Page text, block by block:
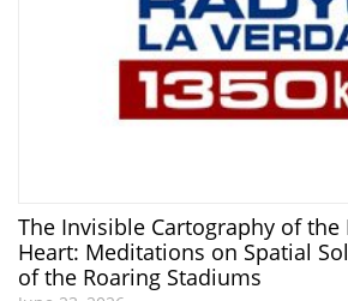
The Invisible Cartography of the
Heart: Meditations on Spatial
of the Roaring Stadiums